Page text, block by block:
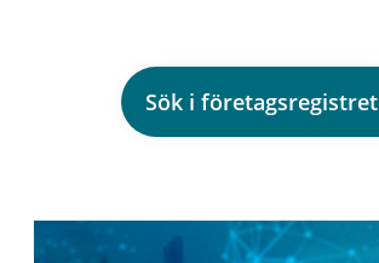
Sök i företagsregistret